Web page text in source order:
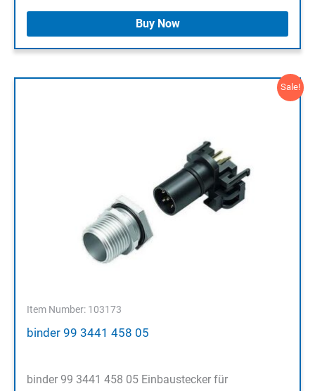
Buy Now
Sale!
Item Number: 103173
binder 99 3441 458 05
binder 99 3441 458 05 Einbaustecker für